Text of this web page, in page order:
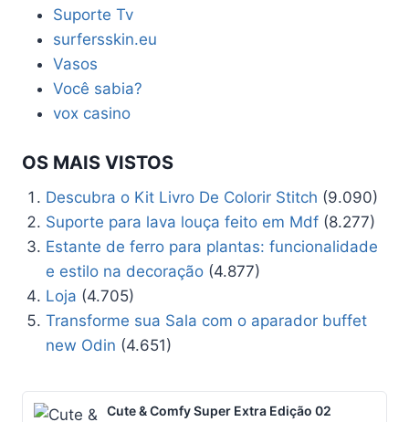
Suporte Tv
surfersskin.eu
Vasos
Você sabia?
vox casino
OS MAIS VISTOS
Descubra o Kit Livro De Colorir Stitch (9.090)
Suporte para lava louça feito em Mdf (8.277)
Estante de ferro para plantas: funcionalidade
e estilo na decoração (4.877)
Loja (4.705)
Transforme sua Sala com o aparador buffet
new Odin (4.651)
Cute & Comfy Super Extra Edição 02